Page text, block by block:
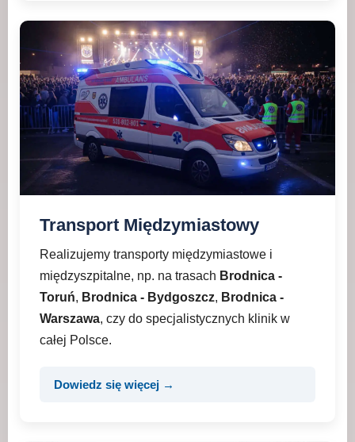
Transport Międzymiastowy
Realizujemy transporty międzymiastowe i
międzyszpitalne, np. na trasach Brodnica -
Toruń, Brodnica - Bydgoszcz, Brodnica -
Warszawa, czy do specjalistycznych klinik w
całej Polsce.
Dowiedz się więcej →